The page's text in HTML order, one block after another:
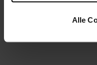
Alle
ALLES MODERATE